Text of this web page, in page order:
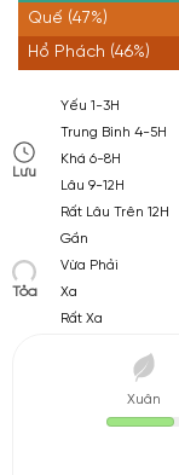
Quế (47%)
Hổ Phách (46%)
Lưu
Yếu 1-3H
Trung Bình 4-5H
Khá 6-8H
Lâu 9-12H
Rất Lâu Trên 12H
Tỏa
Gần
Vừa Phải
Xa
Rất Xa
Xuân